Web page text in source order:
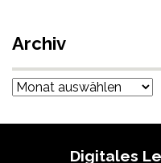
Archiv
Archiv
Digitales